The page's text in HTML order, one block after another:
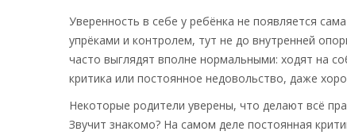
Уверенность в себе у ребёнка не появляется
упрёками и контролем, тут не до внутренней
часто выглядят вполне нормальными: ходят на
критика или постоянное недовольство, даже
Некоторые родители уверены, что делают всё
Звучит знакомо? На самом деле постоянная